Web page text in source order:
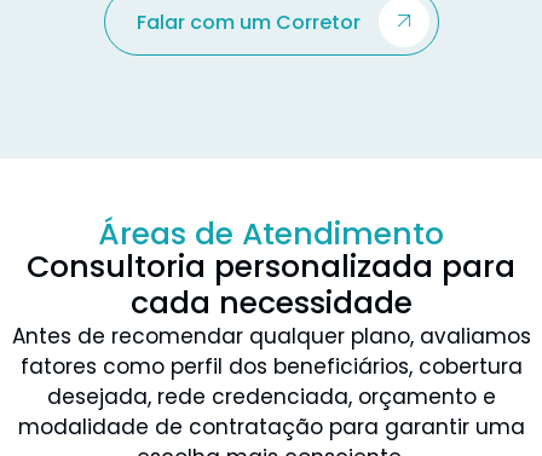
Falar com um Corretor
Áreas de Atendimento
Consultoria personalizada para
cada necessidade
Antes de recomendar qualquer plano, avaliamos
fatores como perfil dos beneficiários, cobertura
desejada, rede credenciada, orçamento e
modalidade de contratação para garantir uma